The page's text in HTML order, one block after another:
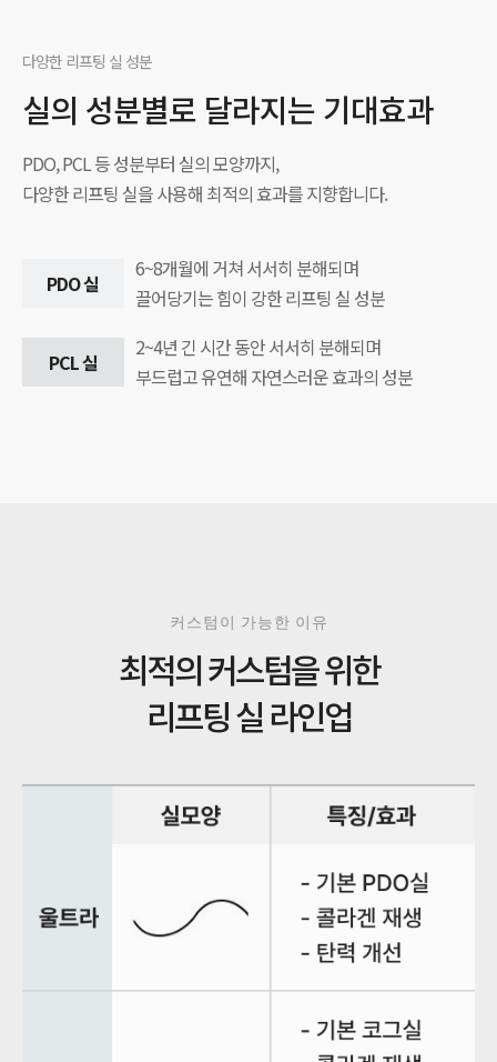
다양한 리프팅 실 성분
실의 성분별로 달라지는 기대효과
PDO, PCL 등 성분부터 실의 모양까지,
다양한 리프팅 실을 사용해 최적의 효과를 지향합니다.
PDO 실
6~8개월에 거쳐 서서히 분해되며
끌어당기는 힘이 강한 리프팅 실 성분
PCL 실
2~4년 긴 시간 동안 서서히 분해되며
부드럽고 유연해 자연스러운 효과의 성분
커스텀이 가능한 이유
최적의 커스텀을 위한
리프팅 실 라인업